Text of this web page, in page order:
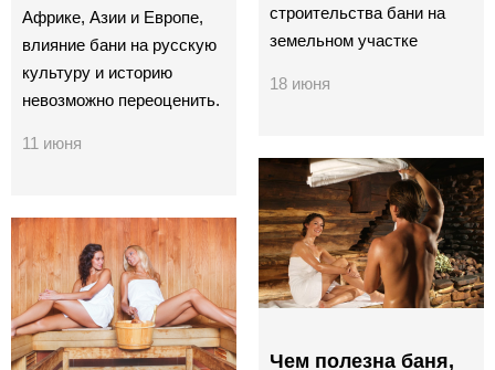
строительства бани на
земельном участке
18 июня
Африке, Азии и Европе,
влияние бани на русскую
культуру и историю
невозможно переоценить.
11 июня
Чем полезна баня,